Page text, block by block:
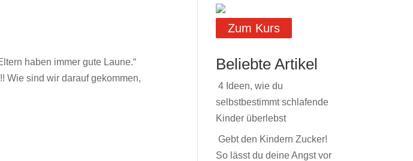
haben immer gute Laune.“
Wie sind wir darauf gekommen,
Zum Kurs
Beliebte Artikel
4 Ideen, wie du
selbstbestimmt schlafende
Kinder überlebst
Gebt den Kindern Zucker!
So lässt du deine Angst vor